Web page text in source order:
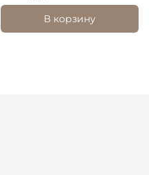
В корзину